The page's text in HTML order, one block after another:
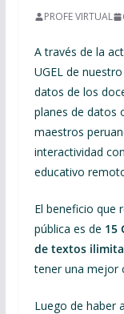
PROFE VIRTUAL
A través de la
UGEL de
datos de los
planes de datos
maestros
interactividad
educativo
El beneficio que
pública es de 15
de textos
tener una mejor
Luego de haber